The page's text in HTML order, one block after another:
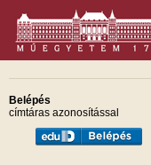
Belépés
címtáras azonosítással